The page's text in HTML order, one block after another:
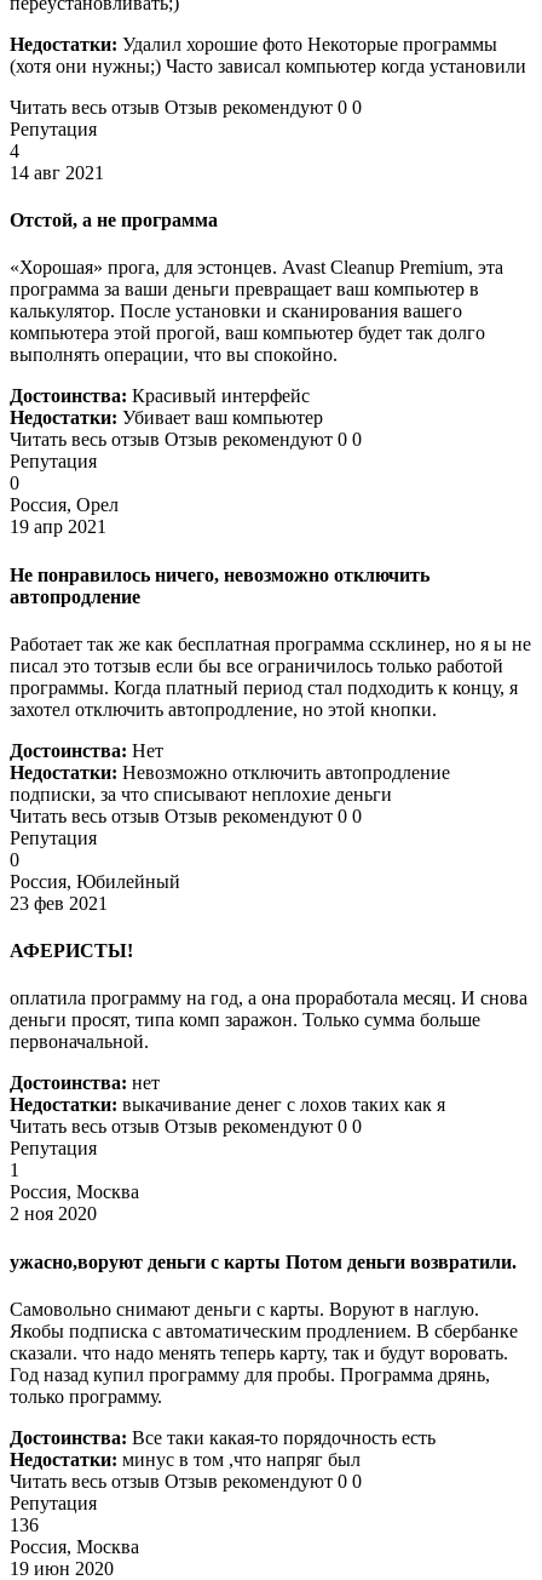
Недостатки: Удалил хорошие фото Некоторые программы
(хотя они нужны;) Часто зависал компьютер когда установили
Читать весь отзыв Отзыв рекомендуют 0 0
Репутация
4
14 авг 2021
Отстой, а не программа
«Хорошая» прога, для эстонцев. Avast Cleanup Premium, эта
программа за ваши деньги превращает ваш компьютер в
калькулятор. После установки и сканирования вашего
компьютера этой прогой, ваш компьютер будет так долго
выполнять операции, что вы спокойно.
Достоинства: Красивый интерфейс
Недостатки: Убивает ваш компьютер
Читать весь отзыв Отзыв рекомендуют 0 0
Репутация
0
Россия, Орел
19 апр 2021
Не понравилось ничего, невозможно отключить
автопродление
Работает так же как бесплатная программа ссклинер, но я ы не
писал это тотзыв если бы все ограничилось только работой
программы. Когда платный период стал подходить к концу, я
захотел отключить автопродление, но этой кнопки.
Достоинства: Нет
Недостатки: Невозможно отключить автопродление
подписки, за что списывают неплохие деньги
Читать весь отзыв Отзыв рекомендуют 0 0
Репутация
0
Россия, Юбилейный
23 фев 2021
АФЕРИСТЫ!
оплатила программу на год, а она проработала месяц. И снова
деньги просят, типа комп заражон. Только сумма больше
первоначальной.
Достоинства: нет
Недостатки: выкачивание денег с лохов таких как я
Читать весь отзыв Отзыв рекомендуют 0 0
Репутация
1
Россия, Москва
2 ноя 2020
ужасно,воруют деньги с карты Потом деньги возвратили.
Самовольно снимают деньги с карты. Воруют в наглую.
Якобы подписка с автоматическим продлением. В сбербанке
сказали. что надо менять теперь карту, так и будут воровать.
Год назад купил программу для пробы. Программа дрянь,
только программу.
Достоинства: Все таки какая-то порядочность есть
Недостатки: минус в том ,что напряг был
Читать весь отзыв Отзыв рекомендуют 0 0
Репутация
136
Россия, Москва
19 июн 2020